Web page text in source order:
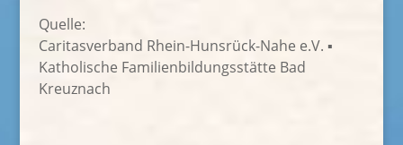
Quelle:
Caritasverband Rhein-Hunsrück-Nahe e.V. ▪
Katholische Familienbildungsstätte Bad
Kreuznach